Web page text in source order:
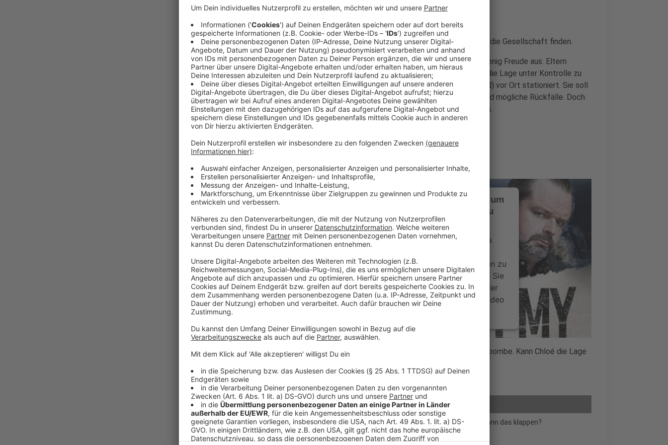
Anzeige
Nun soll er in einem Kloster in den Ardennen seinen Weg zurück in die Gesellschaft finden.
Doch seine Rückkehr löst in seinem nahe gelegenen Heimatort wenig Freude aus. Eltern
fürchten um ihre Kinder und lehnen seine Resozialisierung ab. Um die Lage unter Kontrolle zu
halten, wird die junge Polizistin Chloé Muller (Stéphanie Blanchoud) vor Ort stationiert. Sie soll
mögliche Übergriffe auf den „Volksfeind Nummer 1“ verhindern und mögliche Rückfälle. Doch
dann verschwindet ein kleines Mädchen aus der Ortschaft spurlos.
Streaming-Dienst: Netflix
Wir benötigen Ihre Zustimmung, um
den YouTube Video-Service zu
laden!
Wir verwenden einen Service eines
einzubetten. Dieser Service kann Daten zu
Ihren Aktivitäten sammeln. Bitte lesen Sie
die Details durch und stimmen Sie der
Nutzung des Service zu, um dieses Video
Mehr Informationen
powered byUsercentrics Consent Management
Platform
Die Anwesenheit von Guy Béranger erweist sich als tickende Zeitbombe. Kann Chloé die Lage
Anzeige
©Copyright: Netflix
In diesem Kloster in den Ardennen sollen Guy resozialisiert werden. Kann das klappen?